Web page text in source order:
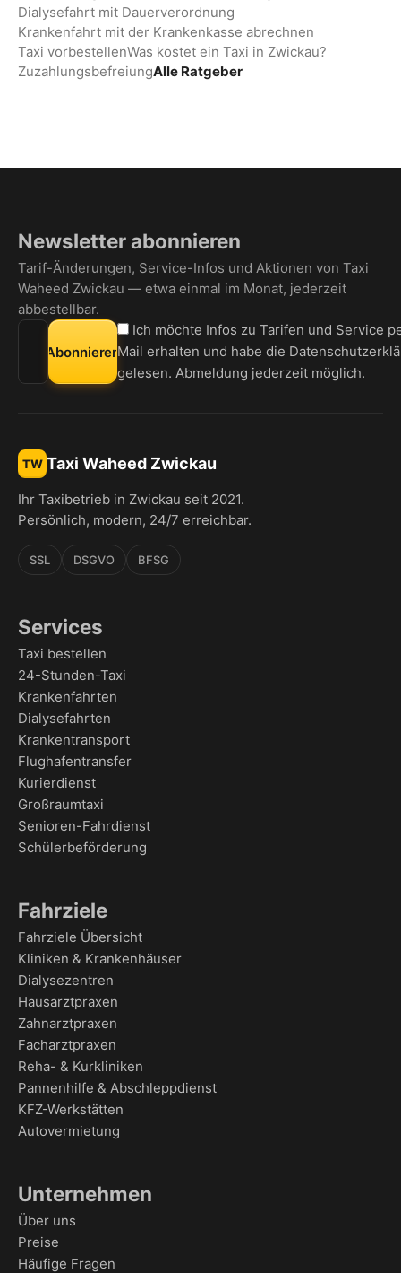
Dialysefahrt mit Dauerverordnung
Krankenfahrt mit der Krankenkasse abrechnen
Taxi vorbestellenWas kostet ein Taxi in Zwickau?
ZuzahlungsbefreiungAlle Ratgeber
Newsletter abonnieren
Tarif-Änderungen, Service-Infos und Aktionen von Taxi
Waheed Zwickau — etwa einmal im Monat, jederzeit
abbestellbar.
E-Mail-Adresse für den Newsletter
Abonnieren
Ich möchte Infos zu Tarifen und Service
Mail erhalten und habe die
gelesen. Abmeldung jederzeit möglich.
TW Taxi Waheed Zwickau
Ihr Taxibetrieb in Zwickau seit 2021.
Persönlich, modern, 24/7 erreichbar.
SSL DSGVO BFSG
Services
Taxi bestellen
24-Stunden-Taxi
Krankenfahrten
Dialysefahrten
Krankentransport
Flughafentransfer
Kurierdienst
Großraumtaxi
Senioren-Fahrdienst
Schülerbeförderung
Fahrziele
Fahrziele Übersicht
Kliniken & Krankenhäuser
Dialysezentren
Hausarztpraxen
Zahnarztpraxen
Facharztpraxen
Reha- & Kurkliniken
Pannenhilfe & Abschleppdienst
KFZ-Werkstätten
Autovermietung
Unternehmen
Über uns
Preise
Häufige Fragen